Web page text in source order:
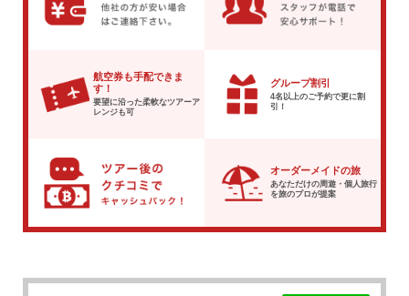
航空券も手配できま
す！
要望に沿った柔軟なツアーア
レンジも可
グループ割引
4名以上のご予約で更に割
引！
オーダーメイドの旅
あなただけの周遊・個人旅行
を旅のプロが提案